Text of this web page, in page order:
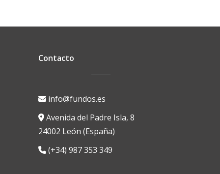
Contacto
info@fundos.es
Avenida del Padre Isla, 8
24002 León (España)
(+34) 987 353 349